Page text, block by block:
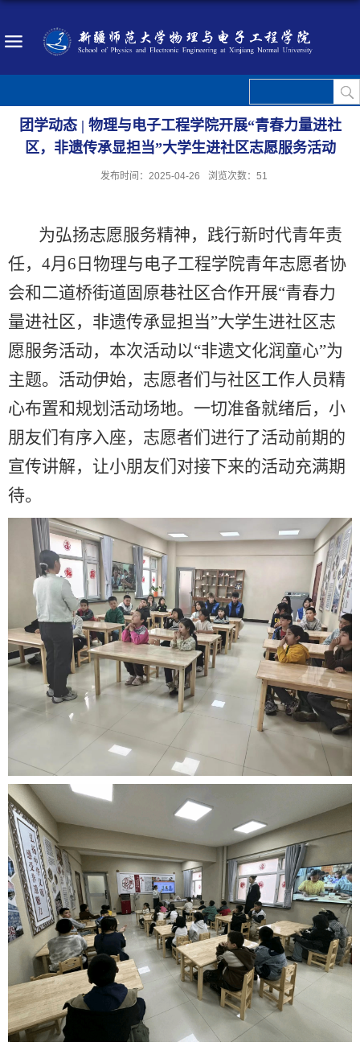
团学动态 | 物理与电子工程学院开展“青春力量进社
区，非遗传承显担当”大学生进社区志愿服务活动
发布时间：2025-04-26 浏览次数： 51
为弘扬志愿服务精神，践行新时代青年责
任，4月6日物理与电子工程学院青年志愿者协
会和二道桥街道固原巷社区合作开展“青春力
量进社区，非遗传承显担当”大学生进社区志
愿服务活动，本次活动以“非遗文化润童心”为
主题。活动伊始，志愿者们与社区工作人员精
心布置和规划活动场地。一切准备就绪后，小
朋友们有序入座，志愿者们进行了活动前期的
宣传讲解，让小朋友们对接下来的活动充满期
待。